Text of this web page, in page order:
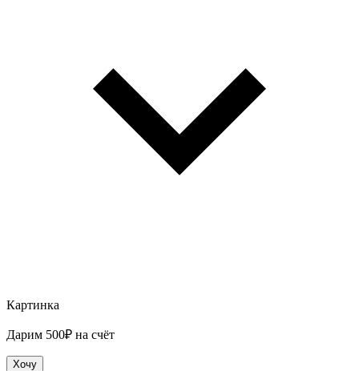
Картинка
Дарим 500₽ на счёт
Хочу